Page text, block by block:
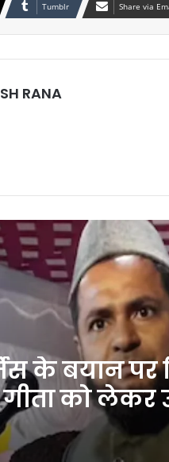
Tumblr Share via
RANA
के बयान पर
को लेकर